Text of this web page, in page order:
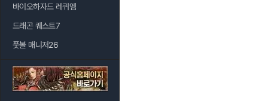
바이오하자드 레퀴엠
드래곤 퀘스트7
풋볼 매니저26